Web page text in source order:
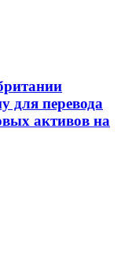
для перевода
активов на